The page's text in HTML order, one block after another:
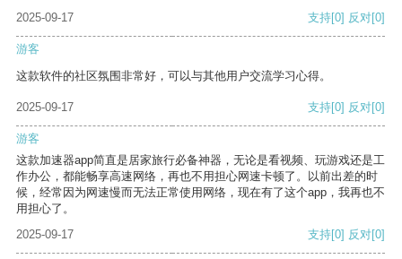
2025-09-17
支持[0] 反对[0]
游客
这款软件的社区氛围非常好，可以与其他用户交流学习心得。
2025-09-17 支持[0] 反对[0]
游客
这款加速器app简直是居家旅行必备神器，无论是看视频、玩游戏还是工
作办公，都能畅享高速网络，再也不用担心网速卡顿了。以前出差的时
候，经常因为网速慢而无法正常使用网络，现在有了这个app，我再也不
用担心了。
2025-09-17
支持[0] 反对[0]